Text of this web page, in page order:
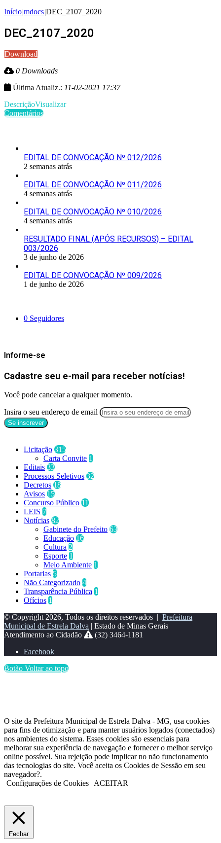
Início|mdocs|DEC_2107_2020
DEC_2107_2020
Download
0 Downloads
Última Atualiz.: 11-02-2021 17:37
DescriçãoVisualizar
Comentários
EDITAL DE CONVOCAÇÃO Nº 012/2026
2 semanas atrás
EDITAL DE CONVOCAÇÃO Nº 011/2026
4 semanas atrás
EDITAL DE CONVOCAÇÃO Nº 010/2026
4 semanas atrás
RESULTADO FINAL (APÓS RECURSOS) – EDITAL
003/2026
3 de junho de 2026
EDITAL DE CONVOCAÇÃO Nº 009/2026
1 de junho de 2026
0 Seguidores
Informe-se
Cadastre seu e-mail para receber notícias!
Você pode cancelar a qualquer momento.
Insira o seu endereço de email
Licitação 315
Carta Convite 1
Editais 33
Processos Seletivos 32
Decretos 18
Avisos 15
Concurso Público 11
LEIS 7
Notícias 82
Gabinete do Prefeito 63
Educação 16
Cultura 2
Esporte 1
Meio Ambiente 1
Portarias 5
Não Categorizado 4
Transparência Pública 1
Ofícios 1
© Copyright 2026, Todos os direitos reservados | Prefeitura
Municipal de Estrela Dalva | Estado de Minas Gerais
Atendimento ao Cidadão
(32) 3464-1181
Facebook
Botão Voltar ao topo
O site da Prefeitura Municipal de Estrela Dalva - MG, usa cookies
para fins de otimização e para manter usuários logados (conectados)
nos ambientes do sistema. Esses cookies são essenciais para
melhorar sua experiência de navegação e fornecer o melhor serviço
online possível. Sua rejeição pode implicar no não funcionamento
das tecnologias do site. Você aceita os Cookies de Sessão em seu
navegador?.
Configurações de Cookies
ACEITAR
Fechar